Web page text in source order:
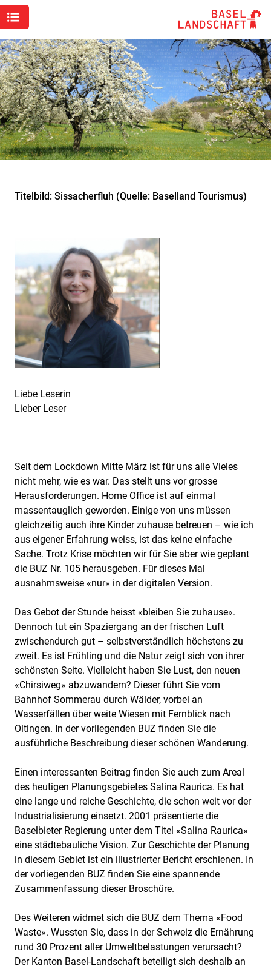
Titelbild: Sissacherfluh (Quelle: Baselland Tourismus)
Liebe Leserin
Lieber Leser
Seit dem Lockdown Mitte März ist für uns alle Vieles
nicht mehr, wie es war. Das stellt uns vor grosse
Herausforderungen. Home Office ist auf einmal
massentauglich geworden. Einige von uns müssen
gleichzeitig auch ihre Kinder zuhause betreuen – wie ich
aus eigener Erfahrung weiss, ist das keine einfache
Sache. Trotz Krise möchten wir für Sie aber wie geplant
die BUZ Nr. 105 herausgeben. Für dieses Mal
ausnahmsweise «nur» in der digitalen Version.
Das Gebot der Stunde heisst «bleiben Sie zuhause».
Dennoch tut ein Spaziergang an der frischen Luft
zwischendurch gut – selbstverständlich höchstens zu
zweit. Es ist Frühling und die Natur zeigt sich von ihrer
schönsten Seite. Vielleicht haben Sie Lust, den neuen
«Chirsiweg» abzuwandern? Dieser führt Sie vom
Bahnhof Sommerau durch Wälder, vorbei an
Wasserfällen über weite Wiesen mit Fernblick nach
Oltingen. In der vorliegenden BUZ finden Sie die
ausführliche Beschreibung dieser schönen Wanderung.
Einen interessanten Beitrag finden Sie auch zum Areal
des heutigen Planungsgebietes Salina Raurica. Es hat
eine lange und reiche Geschichte, die schon weit vor der
Industrialisierung einsetzt. 2001 präsentierte die
Baselbieter Regierung unter dem Titel «Salina Raurica»
eine städtebauliche Vision. Zur Geschichte der Planung
in diesem Gebiet ist ein illustrierter Bericht erschienen. In
der vorliegenden BUZ finden Sie eine spannende
Zusammenfassung dieser Broschüre.
Des Weiteren widmet sich die BUZ dem Thema «Food
Waste». Wussten Sie, dass in der Schweiz die Ernährung
rund 30 Prozent aller Umweltbelastungen verursacht?
Der Kanton Basel-Landschaft beteiligt sich deshalb an